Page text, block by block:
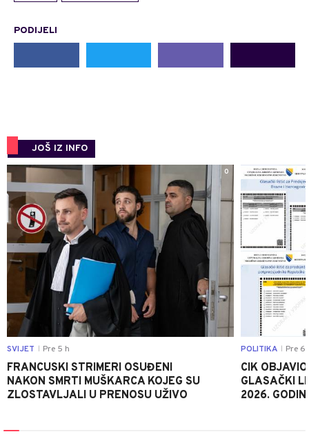
PODIJELI
JOŠ IZ INFO
0
SVIJET Pre 5 h
FRANCUSKI STRIMERI OSUĐENI
NAKON SMRTI MUŠKARCA KOJEG SU
ZLOSTAVLJALI U PRENOSU UŽIVO
POLITIKA Pre 6
CIK
GLASAČKI
2026.